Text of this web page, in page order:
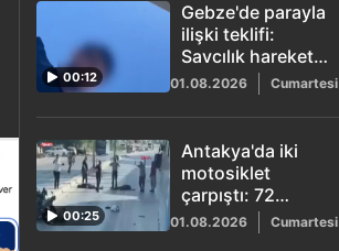
00:12
Gebze'de parayla
ilişki teklifi:
Savcılık harekete
geçti
01.08.2026 Cumartesi
00:25
Antakya'da iki
motosiklet
çarpıştı: 72
yaşındaki sürücü
yaşamını yitirdi
01.08.2026 Cumartesi